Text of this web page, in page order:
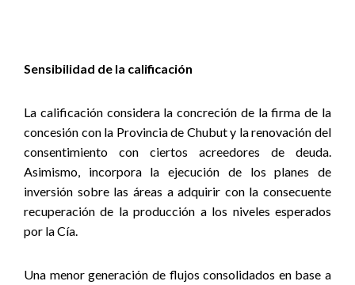
Sensibilidad de la calificación
La calificación considera la concreción de la firma de la
concesión con la Provincia de Chubut y la renovación del
consentimiento con ciertos acreedores de deuda.
Asimismo, incorpora la ejecución de los planes de
inversión sobre las áreas a adquirir con la consecuente
recuperación de la producción a los niveles esperados
por la Cía.
Una menor generación de flujos consolidados en base a